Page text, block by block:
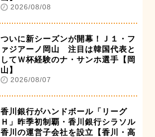
2026/08/08
ついに新シーズンが開幕！Ｊ１・フ
ァジアーノ岡山 注目は韓国代表と
してＷ杯経験のナ・サンホ選手【岡
山】
2026/08/07
香川銀行がハンドボール「リーグ
Ｈ」昨季初制覇・香川銀行シラソル
香川の運営子会社を設立【香川・高